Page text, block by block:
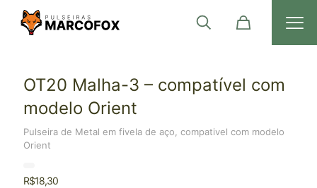
OT20 Malha-3 – compatível com
modelo Orient
Pulseira de Metal em fivela de aço, compativel com modelo
Orient
R$18,30